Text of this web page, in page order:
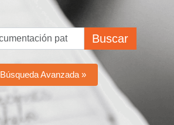
Buscar
Búsqueda Avanzada »